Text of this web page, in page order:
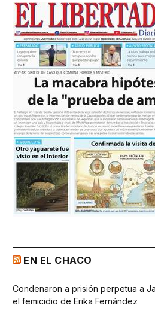
EN EL CHACO
Condenaron a prisión perpetua a
el femicidio de Erika Fernández